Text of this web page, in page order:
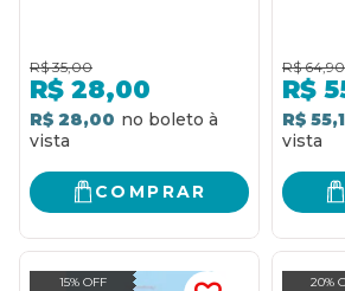
R$ 35,00
R$ 28,00
R$ 28,00
COMPRAR
R$ 64,90
R$
R$
15% OFF 20%